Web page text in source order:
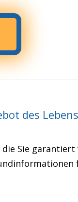
des
Sie garantiert